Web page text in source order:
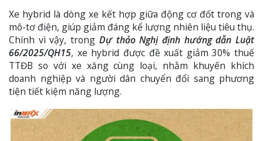
Xe hybrid là dòng xe kết hợp giữa động cơ đốt trong và
mô-tơ điện, giúp giảm đáng kể lượng nhiên liệu tiêu thụ.
Chính vì vậy, trong Dự thảo Nghị định hướng dẫn Luật
66/2025/QH15, xe hybrid được đề xuất giảm 30% thuế
TTĐB so với xe xăng cùng loại, nhằm khuyến khích
doanh nghiệp và người dân chuyển đổi sang phương
tiện tiết kiệm năng lượng.